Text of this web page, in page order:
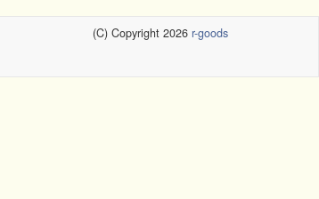
(C) Copyright 2026 r-goods